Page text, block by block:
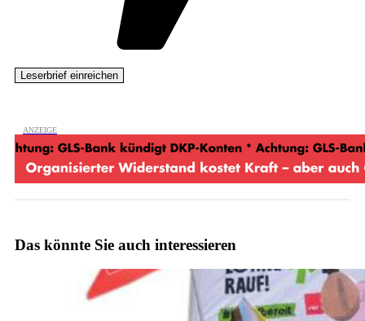
Das könnte Sie auch interessieren